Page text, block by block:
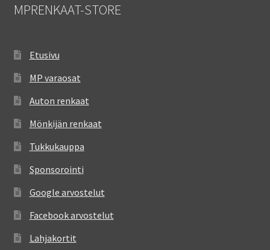
MPRENKAAT-STORE
Etusivu
MP varaosat
Auton renkaat
Mönkijän renkaat
Tukkukauppa
Sponsorointi
Google arvostelut
Facebook arvostelut
Lahjakortit